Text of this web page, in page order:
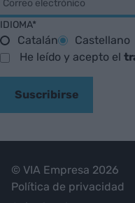
IDIOMA*
Catalán
Castellano
He leído y acepto el
Suscribirse
© VIA Empresa 2026
Política de privacidad